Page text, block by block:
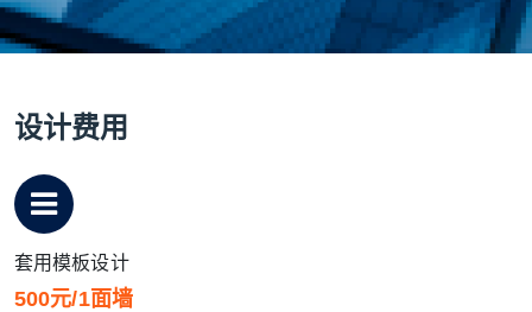
设计费用
套用模板设计
500元/1面墙